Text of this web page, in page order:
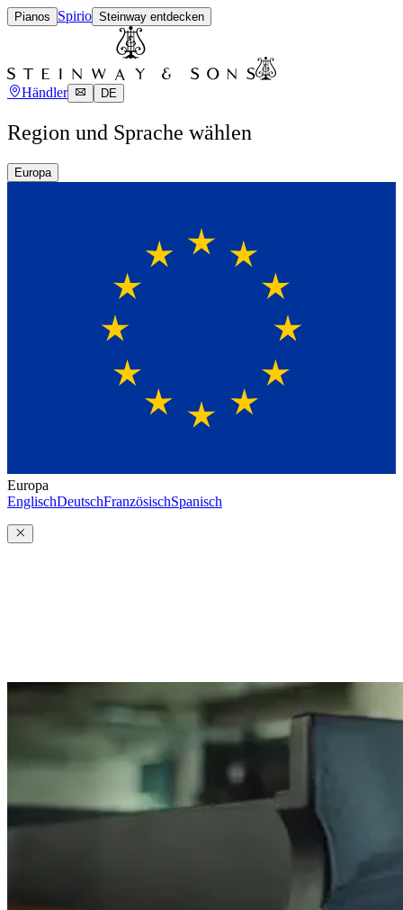
Pianos Spirio Steinway entdecken
Händler DE
Region und Sprache wählen
Europa
Europa
EnglischDeutschFranzösischSpanisch